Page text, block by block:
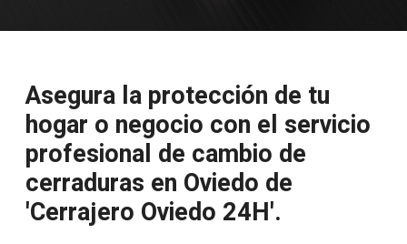
Asegura la protección de tu
hogar o negocio con el servicio
profesional de cambio de
cerraduras en Oviedo de
'Cerrajero Oviedo 24H'.